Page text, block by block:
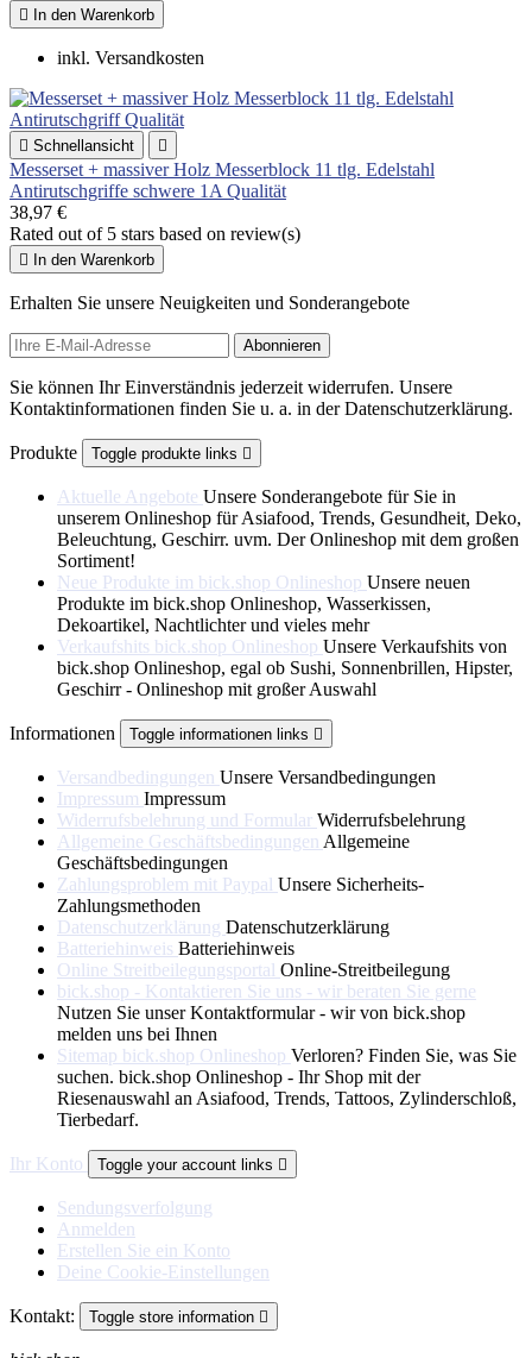
 In den Warenkorb
inkl. Versandkosten
 Schnellansicht 
Messerset + massiver Holz Messerblock 11 tlg. Edelstahl
Antirutschgriffe schwere 1A Qualität
38,97 €
Rated out of 5 stars based on review(s)
 In den Warenkorb
Erhalten Sie unsere Neuigkeiten und Sonderangebote
Sie können Ihr Einverständnis jederzeit widerrufen. Unsere
Kontaktinformationen finden Sie u. a. in der Datenschutzerklärung.
Produkte Toggle produkte links 
Aktuelle Angebote Unsere Sonderangebote für Sie in
unserem Onlineshop für Asiafood, Trends, Gesundheit, Deko,
Beleuchtung, Geschirr. uvm. Der Onlineshop mit dem großen
Sortiment!
Neue Produkte im bick.shop Onlineshop Unsere neuen
Produkte im bick.shop Onlineshop, Wasserkissen,
Dekoartikel, Nachtlichter und vieles mehr
Verkaufshits bick.shop Onlineshop Unsere Verkaufshits von
bick.shop Onlineshop, egal ob Sushi, Sonnenbrillen, Hipster,
Geschirr - Onlineshop mit großer Auswahl
Informationen Toggle informationen links 
Versandbedingungen Unsere Versandbedingungen
Impressum Impressum
Widerrufsbelehrung und Formular Widerrufsbelehrung
Allgemeine Geschäftsbedingungen Allgemeine
Geschäftsbedingungen
Zahlungsproblem mit Paypal Unsere Sicherheits-
Zahlungsmethoden
Datenschutzerklärung Datenschutzerklärung
Batteriehinweis Batteriehinweis
Online Streitbeilegungsportal Online-Streitbeilegung
bick.shop - Kontaktieren Sie uns - wir beraten Sie gerne
Nutzen Sie unser Kontaktformular - wir von bick.shop
melden uns bei Ihnen
Sitemap bick.shop Onlineshop Verloren? Finden Sie, was Sie
suchen. bick.shop Onlineshop - Ihr Shop mit der
Riesenauswahl an Asiafood, Trends, Tattoos, Zylinderschloß,
Tierbedarf.
Ihr Konto Toggle your account links 
Sendungsverfolgung
Anmelden
Erstellen Sie ein Konto
Deine Cookie-Einstellungen
Kontakt: Toggle store information 